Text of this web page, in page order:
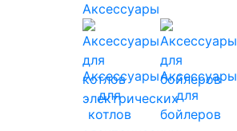
Аксессуары
Аксессуары
для
котлов
Аксессуары
для
бойлеров